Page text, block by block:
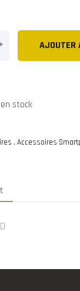
AJOUTER
stock
Accessoires